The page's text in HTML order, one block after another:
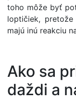
toho môže byť
loptičiek,
majú inú reakciu
Ako sa
daždi a